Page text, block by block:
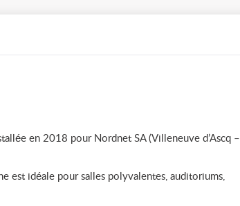
en 2018 pour Nordnet SA (Villeneuve d’Ascq –
est idéale pour salles polyvalentes, auditoriums,